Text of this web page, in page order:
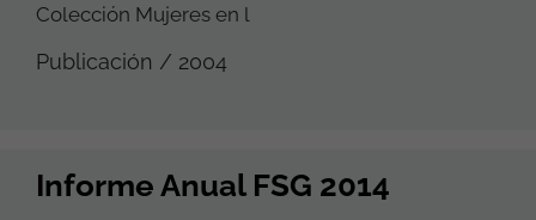
Colección Mujeres en l
Publicación / 2004
Informe Anual FSG 2014